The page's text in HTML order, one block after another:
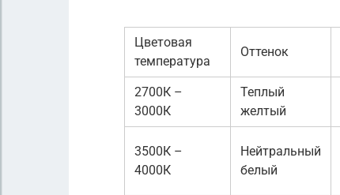
Цветовая
температура
Оттенок
2700К –
3000К
Теплый
желтый
3500К –
4000К
Нейтральный
белый